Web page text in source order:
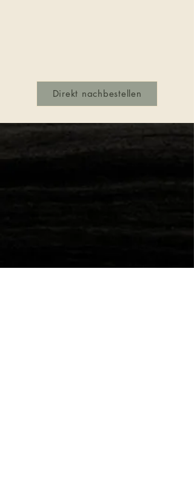
Direkt nachbestellen